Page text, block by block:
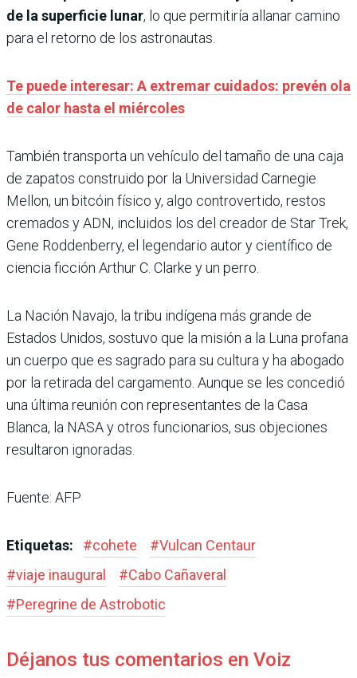
de la superficie lunar, lo que permitiría allanar camino
para el retorno de los astronautas.
Te puede interesar: A extremar cuidados: prevén ola
de calor hasta el miércoles
También transporta un vehículo del tamaño de una caja
de zapatos construido por la Universidad Carnegie
Mellon, un bitcóin físico y, algo controvertido, restos
cremados y ADN, incluidos los del creador de Star Trek,
Gene Roddenberry, el legendario autor y científico de
ciencia ficción Arthur C. Clarke y un perro.
La Nación Navajo, la tribu indígena más grande de
Estados Unidos, sostuvo que la misión a la Luna profana
un cuerpo que es sagrado para su cultura y ha abogado
por la retirada del cargamento. Aunque se les concedió
una última reunión con representantes de la Casa
Blanca, la NASA y otros funcionarios, sus objeciones
resultaron ignoradas.
Fuente: AFP
Etiquetas: #cohete #Vulcan Centaur
#viaje inaugural #Cabo Cañaveral
#Peregrine de Astrobotic
Déjanos tus comentarios en Voiz